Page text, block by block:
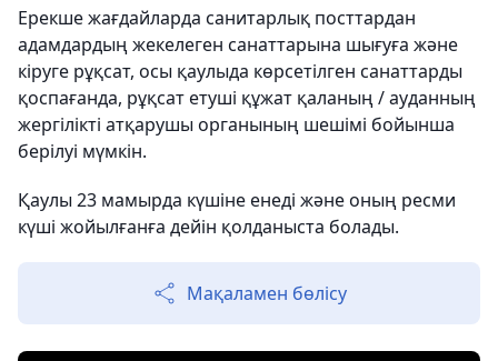
Ерекше жағдайларда санитарлық посттардан
адамдардың жекелеген санаттарына шығуға және
кіруге рұқсат, осы қаулыда көрсетілген санаттарды
қоспағанда, рұқсат етуші құжат қаланың / ауданның
жергілікті атқарушы органының шешімі бойынша
берілуі мүмкін.
Қаулы 23 мамырда күшіне енеді және оның ресми
күші жойылғанға дейін қолданыста болады.
Мақаламен бөлісу